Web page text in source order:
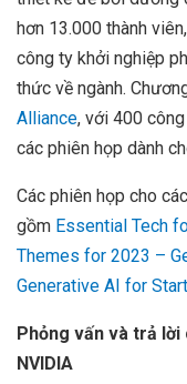
hơn 13.000 thành
công ty khởi nghiệp
thức về ngành.
Alliance, với 400
các phiên họp dành
Các phiên họp cho
gồm Essential Tech
Themes for 2023 –
Generative AI for
Phỏng vấn và trả lời
NVIDIA